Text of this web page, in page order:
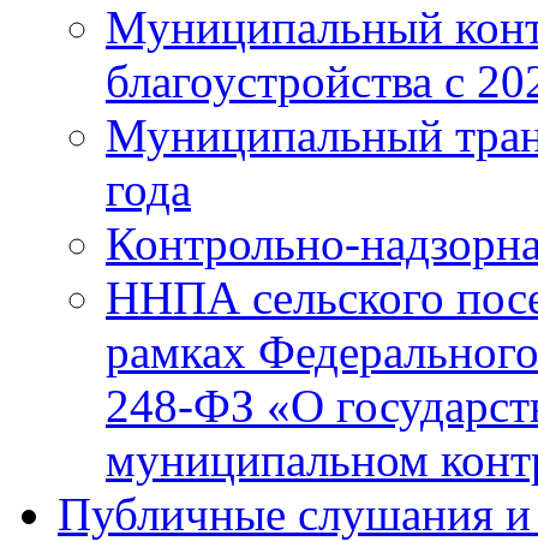
Муниципальный
благоустройства с
Муниципальный
года
Контрольно-
ННПА сельского
рамках
248-ФЗ «О
муниципальном
Публичные слушания